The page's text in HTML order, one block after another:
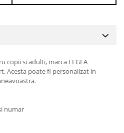
copii si adulti, marca LEGEA
Acesta poate fi personalizat in
numar